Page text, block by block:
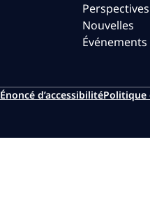
Perspectives
Nouvelles
Événements
Énoncé d’accessibilitéPolitique